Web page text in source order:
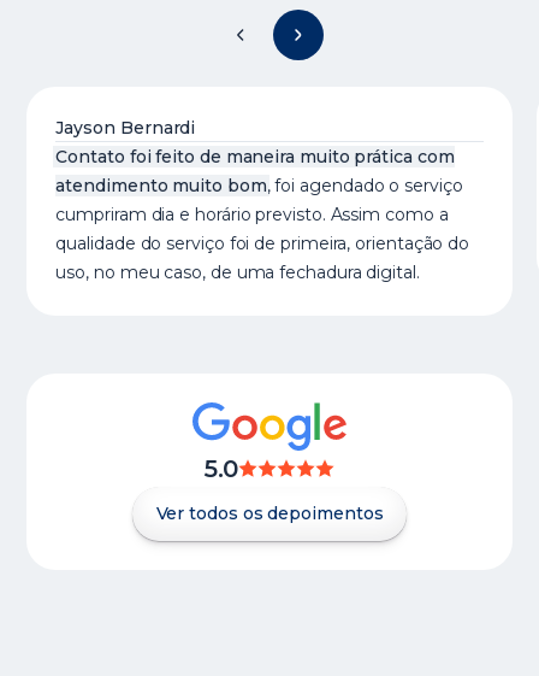
Jayson Bernardi
Contato foi feito de maneira muito prática com
atendimento muito bom, foi agendado o serviço
cumpriram dia e horário previsto. Assim como a
qualidade do serviço foi de primeira, orientação do
uso, no meu caso, de uma fechadura digital.
5.0
Ver todos os depoimentos